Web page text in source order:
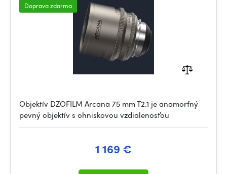
Doprava zdarma
Objektív DZOFILM Arcana 75 mm T2.1 je anamorfný
pevný objektív s ohniskovou vzdialenosťou
1 169 €